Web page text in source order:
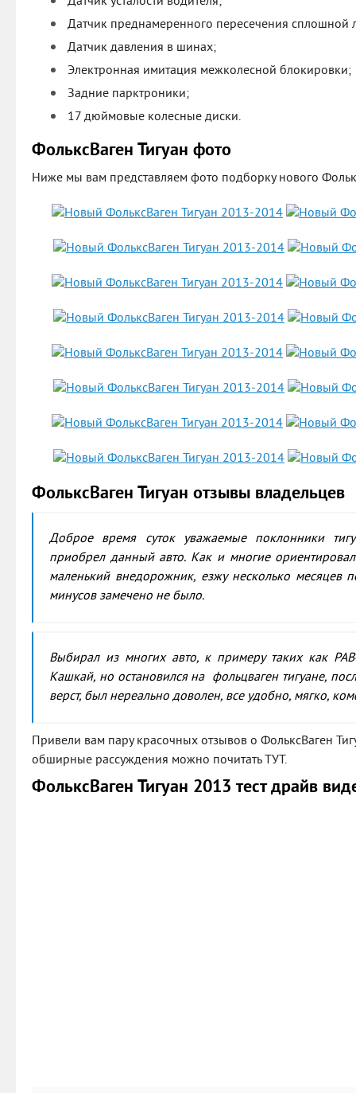
Датчик преднамеренного пересечения сплошной
Датчик давления в шинах;
Электронная имитация межколесной блокировки;
Задние парктроники;
17 дюймовые колесные диски.
ФольксВаген Тигуан фото
Ниже мы вам представляем фото подборку нового
ФольксВаген Тигуан отзывы владельцев
Доброе время суток уважаемые поклонники
приобрел данный авто. Как и многие
маленький внедорожник, езжу несколько месяцев
минусов замечено не было.
Выбирал из многих авто, к примеру таких как
Кашкай, но остановился на фольцваген тигуане,
верст, был нереально доволен, все удобно, мягко,
Привели вам пару красочных отзывов о ФольксВаген
обширные рассуждения можно почитать ТУТ.
ФольксВаген Тигуан 2013 тест драйв